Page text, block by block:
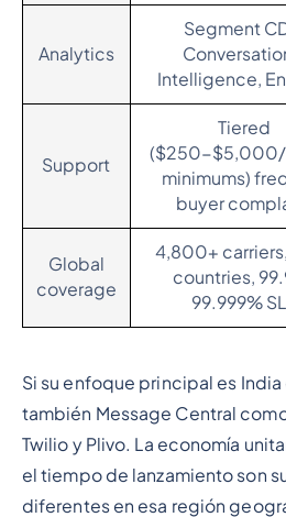
Analytics
Segment
Intelligence,
Support
Tiered
($250-$5,000/
minimums)
buyer
Global
coverage
4,800+
countries,
99.999%
Si su enfoque principal es India
también Message Central
Twilio y Plivo. La economía
el tiempo de lanzamiento son
diferentes en esa región